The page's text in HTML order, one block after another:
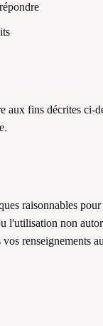
aux fins décrites ci-
raisonnables
l'utilisation non
renseignements